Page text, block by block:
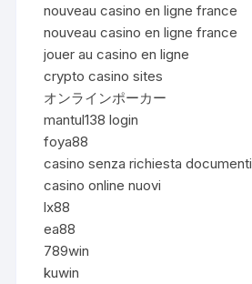
nouveau casino en ligne france
nouveau casino en ligne france
jouer au casino en ligne
crypto casino sites
オンラインポーカー
mantul138 login
foya88
casino senza richiesta documenti
casino online nuovi
lx88
ea88
789win
kuwin